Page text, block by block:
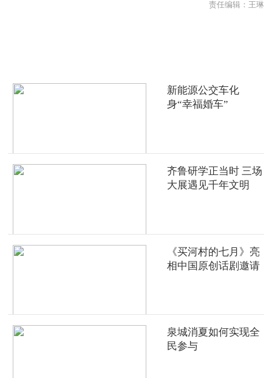
责任编辑：王琳
新能源公交车化
身“幸福婚车”
齐鲁研学正当时 三场
大展遇见千年文明
《买河村的七月》亮
相中国原创话剧邀请
泉城消夏如何实现全
民参与